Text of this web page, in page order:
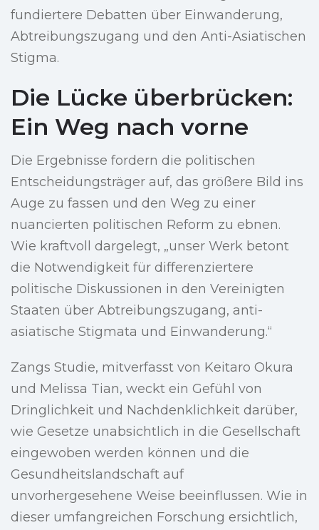
fundiertere Debatten über Einwanderung,
Abtreibungszugang und den Anti-Asiatischen
Stigma.
Die Lücke überbrücken:
Ein Weg nach vorne
Die Ergebnisse fordern die politischen
Entscheidungsträger auf, das größere Bild ins
Auge zu fassen und den Weg zu einer
nuancierten politischen Reform zu ebnen.
Wie kraftvoll dargelegt, „unser Werk betont
die Notwendigkeit für differenziertere
politische Diskussionen in den Vereinigten
Staaten über Abtreibungszugang, anti-
asiatische Stigmata und Einwanderung.“
Zangs Studie, mitverfasst von Keitaro Okura
und Melissa Tian, weckt ein Gefühl von
Dringlichkeit und Nachdenklichkeit darüber,
wie Gesetze unabsichtlich in die Gesellschaft
eingewoben werden können und die
Gesundheitslandschaft auf
unvorhergesehene Weise beeinflussen. Wie in
dieser umfangreichen Forschung ersichtlich,